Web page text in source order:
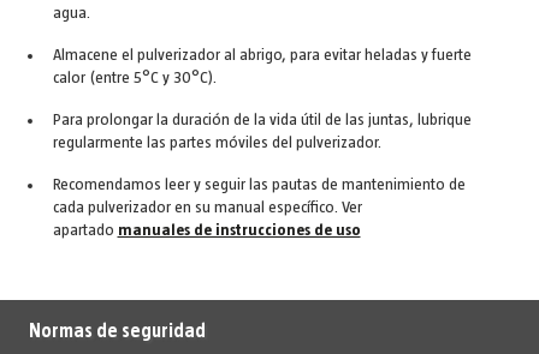
agua.
Almacene el pulverizador al abrigo, para evitar heladas y fuerte
calor (entre 5°C y 30°C).
Para prolongar la duración de la vida útil de las juntas, lubrique
regularmente las partes móviles del pulverizador.
Recomendamos leer y seguir las pautas de mantenimiento de
cada pulverizador en su manual específico. Ver
apartado manuales de instrucciones de uso
Normas de seguridad